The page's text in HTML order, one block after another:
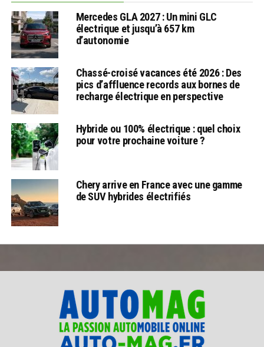
Mercedes GLA 2027 : Un mini GLC
électrique et jusqu’à 657 km
d’autonomie
Chassé-croisé vacances été 2026 : Des
pics d’affluence records aux bornes de
recharge électrique en perspective
Hybride ou 100% électrique : quel choix
pour votre prochaine voiture ?
Chery arrive en France avec une gamme
de SUV hybrides électrifiés